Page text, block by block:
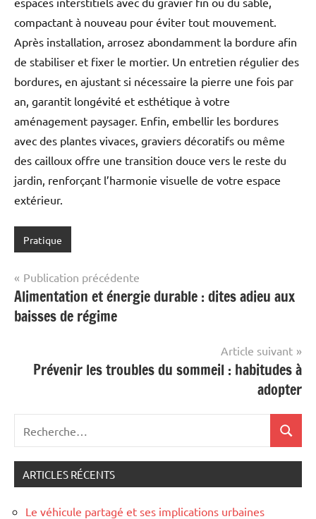
compactant à nouveau pour éviter tout mouvement.
Après installation, arrosez abondamment la bordure afin
de stabiliser et fixer le mortier. Un entretien régulier des
bordures, en ajustant si nécessaire la pierre une fois par
an, garantit longévité et esthétique à votre
aménagement paysager. Enfin, embellir les bordures
avec des plantes vivaces, graviers décoratifs ou même
des cailloux offre une transition douce vers le reste du
jardin, renforçant l’harmonie visuelle de votre espace
extérieur.
Pratique
Navigation
de
l’article
Publication précédente
Alimentation et énergie durable : dites adieu aux
baisses de régime
Article suivant
Prévenir les troubles du sommeil : habitudes à
adopter
pour
:
ARTICLES RÉCENTS
Le véhicule partagé et ses implications urbaines